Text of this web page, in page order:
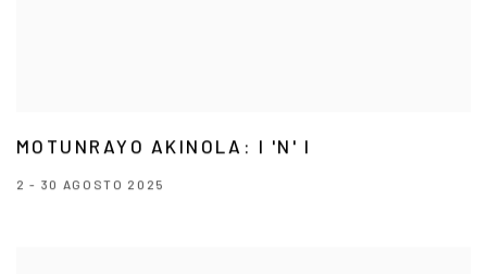
MOTUNRAYO AKINOLA: I 'N' I
2 - 30 AGOSTO 2025